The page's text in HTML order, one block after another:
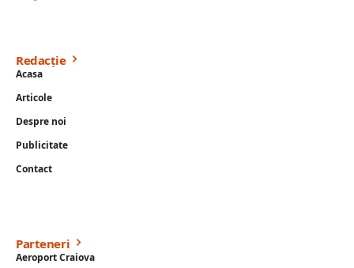
Redacție
Acasa
Articole
Despre noi
Publicitate
Contact
Parteneri
Aeroport Craiova